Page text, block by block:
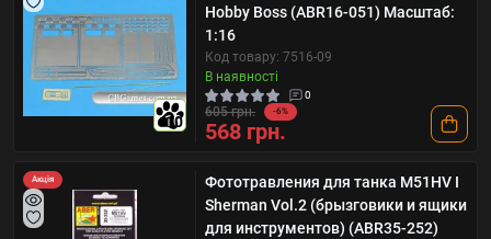
10
Hobby Boss (ABR16-051) Масштаб:
1:16
Код товару: 7516-09
В наявності
0
605 грн. -6%
568 грн.
Акція
Фототравления для танка M51HV I
Sherman Vol.2 (брызговики и ящики
для инструментов) (ABR35-252)